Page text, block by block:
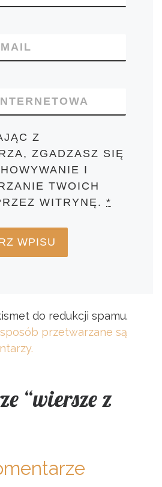
Z
ZGADZASZ SIĘ
I
TWOICH
WITRYNĘ.*
do redukcji spamu.
przetwarzane są
“wiersze z